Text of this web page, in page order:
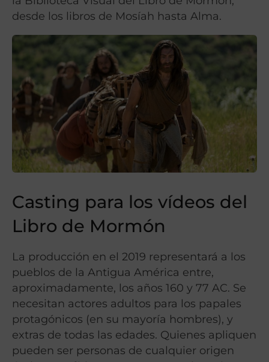
desde los libros de Mosíah hasta Alma.
Casting para los vídeos del
Libro de Mormón
La producción en el 2019 representará a los
pueblos de la Antigua América entre,
aproximadamente, los años 160 y 77 AC. Se
necesitan actores adultos para los papales
protagónicos (en su mayoría hombres), y
extras de todas las edades. Quienes apliquen
pueden ser personas de cualquier origen